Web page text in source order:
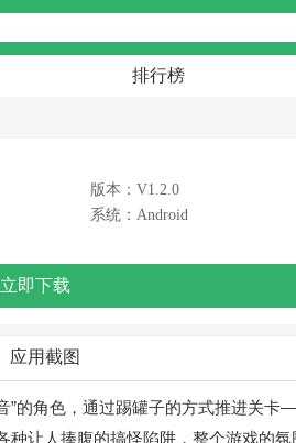
排行榜
版本：V1.2.0
系统：Android
立即下载
应用截图
的角色，通过踢罐子的方式推进关
让人捧腹的搞怪陷阱，整个游戏的氛